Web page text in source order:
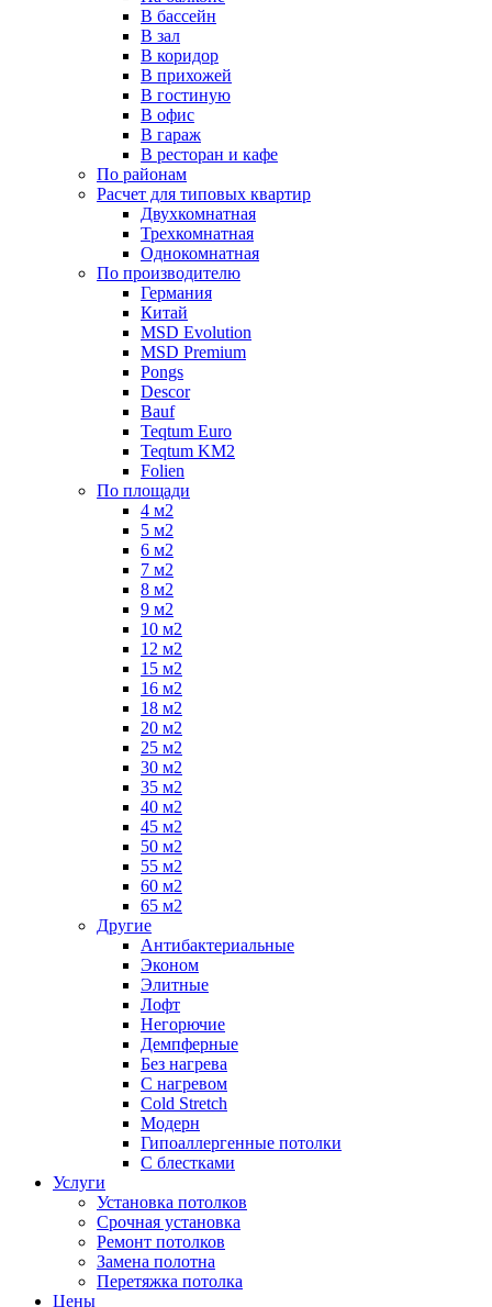
В бассейн
В зал
В коридор
В прихожей
В гостиную
В офис
В гараж
В ресторан и кафе
По районам
Расчет для типовых квартир
Двухкомнатная
Трехкомнатная
Однокомнатная
По производителю
Германия
Китай
MSD Evolution
MSD Premium
Pongs
Descor
Bauf
Teqtum Euro
Teqtum KM2
Folien
По площади
4 м2
5 м2
6 м2
7 м2
8 м2
9 м2
10 м2
12 м2
15 м2
16 м2
18 м2
20 м2
25 м2
30 м2
35 м2
40 м2
45 м2
50 м2
55 м2
60 м2
65 м2
Другие
Антибактериальные
Эконом
Элитные
Лофт
Негорючие
Демпферные
Без нагрева
С нагревом
Cold Stretch
Модерн
Гипоаллергенные потолки
С блестками
Услуги
Установка потолков
Срочная установка
Ремонт потолков
Замена полотна
Перетяжка потолка
Цены